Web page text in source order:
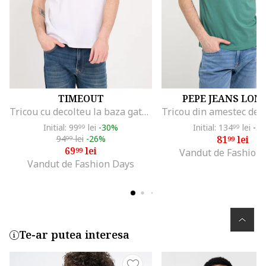
TIMEOUT
Tricou cu decolteu la baza gatului, Alb
Initial: 9999 lei -30%
9499lei -26%
6999lei
Vandut de Fashion Days
PEPE JEANS
Initial: 13499 lei -
8199lei
Vandut de Fashion
Te-ar putea interesa